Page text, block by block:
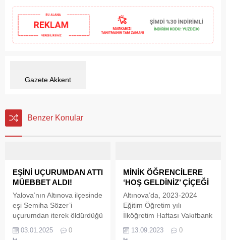
Gazete Akkent
Benzer Konular
EŞİNİ UÇURUMDAN ATTI
MÜEBBET ALDI!
Yalova’nın Altınova ilçesinde
eşi Semiha Sözer’i
uçurumdan iterek öldürdüğü
iddia edilen sanık Erdal
Necip Sözer’in
03.01.2025 0
MİNİK ÖĞRENCİLERE
‘HOŞ GELDİNİZ’ ÇİÇEĞİ
Altınova’da, 2023-2024
Eğitim Öğretim yılı
İlköğretim Haftası Vakıfbank
İlkokulu’nda düzenlenen
törenle kutlandı. Törende
13.09.2023 0